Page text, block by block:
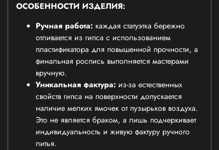
ОСОБЕННОСТИ ИЗДЕЛИЯ:
Ручная работа: каждая статуэтка бережно
отливается из гипса с использованием
пластификатора для повышенной прочности, а
финальная роспись выполняется мастерами
вручную.
Уникальная фактура: из-за естественных
свойств гипса на поверхности допускается
наличие мелких ямочек от пузырьков воздуха.
Это не является браком, а лишь подчеркивает
индивидуальность и живую фактуру ручного
литья.